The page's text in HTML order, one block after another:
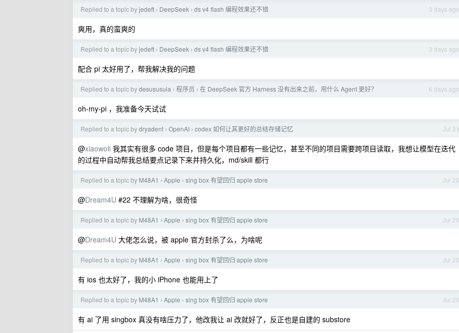
3 days ago
Replied to a topic byjedeft › DeepSeek › ds v4 flash 编程效果还不错
爽用，真的蛮爽的
3 days ago
Replied to a topic byjedeft › DeepSeek › ds v4 flash 编程效果还不错
配合 pi 太好用了，帮我解决我的问题
6 days ago
Replied to a topic bydesususula › 程序员 › 在 DeepSeek 官方 Harness 没有出来之前，用什么 Agent 更好？
oh-my-pi ，我准备今天试试
Jul 31
Replied to a topic bydryadent › OpenAI › codex 如何让其更好的总结存储记忆
@xiaowoli 我其实有很多 code 项目，但是每个项目都有一些记忆，甚至不同的项目需要跨项目读取，我想让模型在迭代
的过程中自动帮我总结要点记录下来并持久化，md/skill 都行
Jul 20
Replied to a topic by M48A1 › Apple › sing box 有望回归 apple store
@Dream4U #22 不理解为啥，很奇怪
Jul 20
Replied to a topic by M48A1 › Apple › sing box 有望回归 apple store
@Dream4U 大佬怎么说，被 apple 官方封杀了么，为啥呢
Jul 20
Replied to a topic by M48A1 › Apple › sing box 有望回归 apple store
有 ios 也太好了，我的小 iPhone 也能用上了
Jul 20
Replied to a topic by M48A1 › Apple › sing box 有望回归 apple store
有 ai 了用 singbox 真没有啥压力了，他改我让 ai 改就好了，反正也是自建的 substore